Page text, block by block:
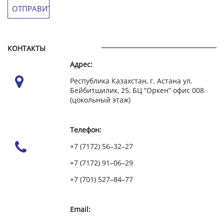
КОНТАКТЫ
Адрес:
Республика Казахстан, г. Астана ул.
Бейбитшилик, 25, БЦ “Оркен” офис 008
(цокольный этаж)
Телефон:
+7 (7172) 56–32–27
+7 (7172) 91–06–29
+7 (701) 527–84–77
Email: